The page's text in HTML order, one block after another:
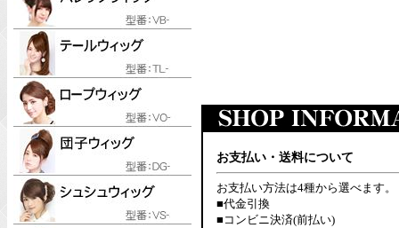
お支払い・送料について
お支払い方法は4種から選べます。
■代金引換
■コンビニ決済(前払い)